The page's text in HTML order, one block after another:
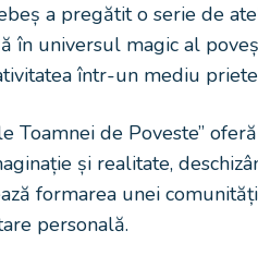
a pregătit o serie de
în universul magic al
într-un mediu
Toamnei de Poveste”
și realitate,
formarea unei
personală.